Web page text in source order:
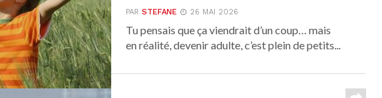
PARSTEFANE 26 MAI 2026
Tu pensais que ça viendrait d’un coup… mais
en réalité, devenir adulte, c’est plein de petits...